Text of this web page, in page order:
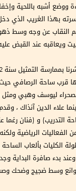
ووضع أشبه باللحية
بهذا الغريب الذي
النقاب عن وجه وسط
ويعاقبه عند القبض
قرب ساحة الرصافي
ليوسف وهبي ومثل
علاء الدين آنذاك ،
التدريب) و (فنان رغما
الفعاليات الرياضية
الكليات بألعاب
وعند بدء صافرة
وسط ضجيج وضحك